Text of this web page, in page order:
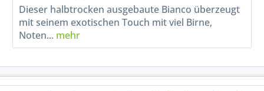
Dieser halbtrocken ausgebaute Bianco überzeugt
mit seinem exotischen Touch mit viel Birne,
Noten... mehr